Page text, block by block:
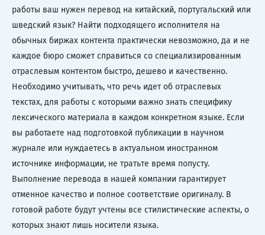
работы ваш нужен перевод на китайский, португальский или
шведский язык? Найти подходящего исполнителя на
обычных биржах контента практически невозможно, да и не
каждое бюро сможет справиться со специализированным
отраслевым контентом быстро, дешево и качественно.
Необходимо учитывать, что речь идет об отраслевых
текстах, для работы с которыми важно знать специфику
лексического материала в каждом конкретном языке. Если
вы работаете над подготовкой публикации в научном
журнале или нуждаетесь в актуальном иностранном
источнике информации, не тратьте время попусту.
Выполнение перевода в нашей компании гарантирует
отменное качество и полное соответствие оригиналу. В
готовой работе будут учтены все стилистические аспекты, о
которых знают лишь носители языка.